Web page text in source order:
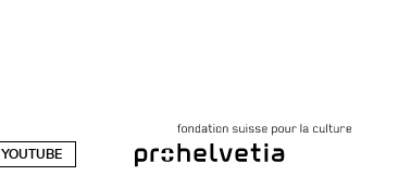
YOUTUBE